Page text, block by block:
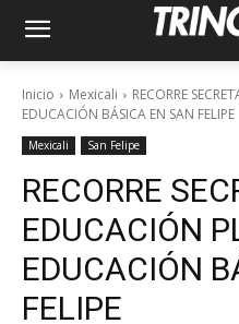
Inicio Mexicali
RECORRE
EDUCACIÓN BÁSICA EN SAN FELIPE
Mexicali San Felipe
RECORRE
EDUCACIÓN
EDUCACIÓN
FELIPE